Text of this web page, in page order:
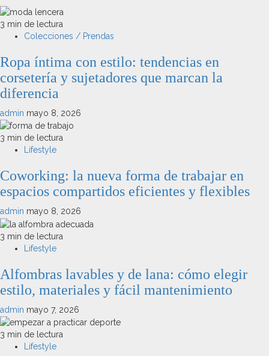
3 min de lectura
Colecciones / Prendas
Ropa íntima con estilo: tendencias en
corsetería y sujetadores que marcan la
diferencia
admin mayo 8, 2026
3 min de lectura
Lifestyle
Coworking: la nueva forma de trabajar en
espacios compartidos eficientes y flexibles
admin mayo 8, 2026
3 min de lectura
Lifestyle
Alfombras lavables y de lana: cómo elegir
estilo, materiales y fácil mantenimiento
admin mayo 7, 2026
3 min de lectura
Lifestyle